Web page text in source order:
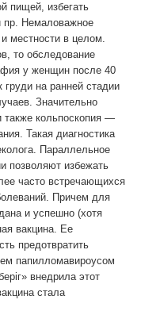
пищей, избегать
пр. Немаловажное
местности в целом.
то обследование
у женщин после 40
на ранней стадии
Значительно
также кольпоскопия —
Такая диагностика
Параллельное
позволяют избежать
часто встречающихся
Причем для
и успешно (хотя
вакцина. Ее
предотвратить
папилломавироусом
внедрила этот
стала